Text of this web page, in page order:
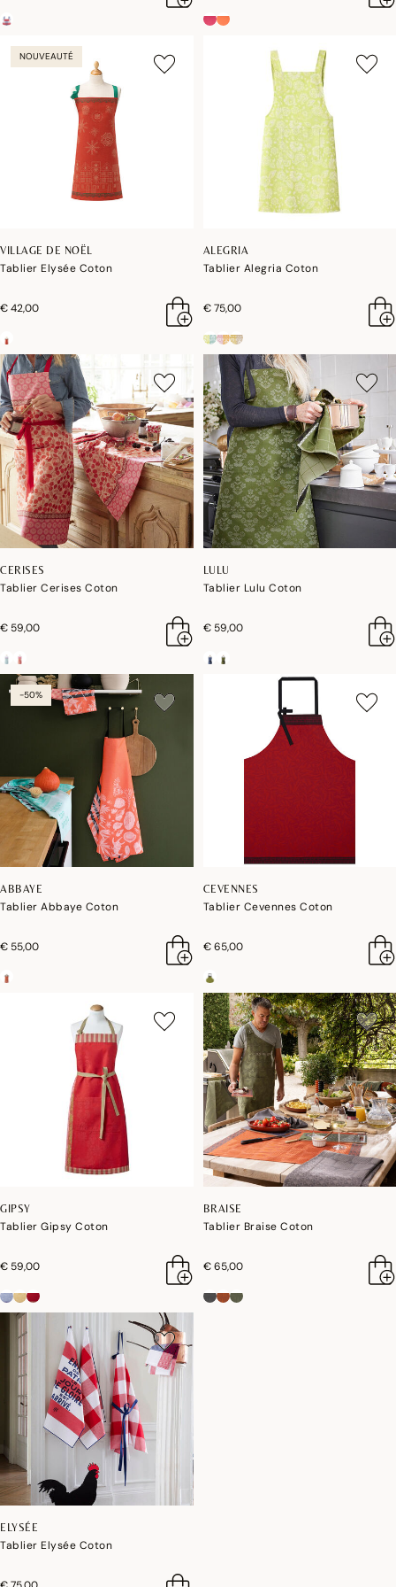
NOUVEAUTÉ
VILLAGE DE NOËL
Tablier Elysée Coton
€ 42,00
ALEGRIA
Tablier Alegria Coton
€ 75,00
CERISES
Tablier Cerises Coton
€ 59,00
LULU
Tablier Lulu Coton
€ 59,00
-50%
ABBAYE
Tablier Abbaye Coton
€ 55,00
CEVENNES
Tablier Cevennes Coton
€ 65,00
GIPSY
Tablier Gipsy Coton
€ 59,00
BRAISE
Tablier Braise Coton
€ 65,00
ELYSÉE
Tablier Elysée Coton